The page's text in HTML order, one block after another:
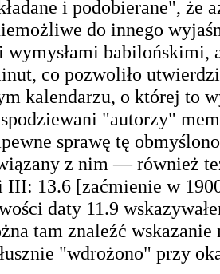
i podobierane",
do innego
wymysłami
co pozwoliło
kalendarzu, o której to
"autorzy"
sprawę tę
z nim — również
13.6 [zaćmienie w
daty 11.9
tam znaleźć
"wdrożono" przy